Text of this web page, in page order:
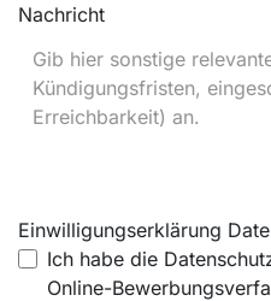
Nachricht
Einwilligungserklärung
Ich habe die
Online-